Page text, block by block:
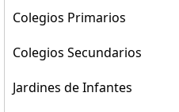
Colegios Primarios
Colegios Secundarios
Jardines de Infantes